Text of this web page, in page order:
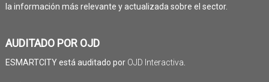
la información más relevante y actualizada sobre el sector.
AUDITADO POR OJD
ESMARTCITY está auditado por OJD Interactiva.